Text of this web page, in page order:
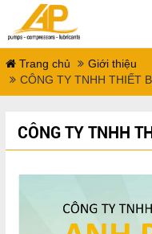
Trang chủ
Giới thiệu
CÔNG TY TNHH THIẾT
CÔNG TY TNHH